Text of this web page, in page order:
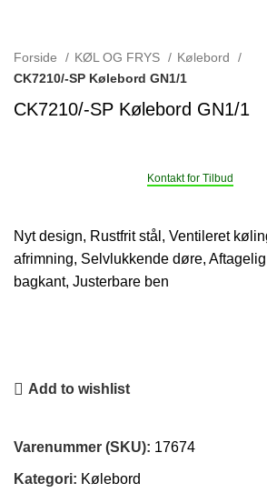
Forside KØL OG FRYS
Kølebord
CK7210/-SP Kølebord GN1/1
CK7210/-SP Kølebord GN1/1
Kontakt for Tilbud
Nyt design, Rustfrit stål, Ventileret
afrimning, Selvlukkende døre,
bagkant, Justerbare ben
Add to wishlist
Varenummer (SKU): 17674
Kategori: Kølebord